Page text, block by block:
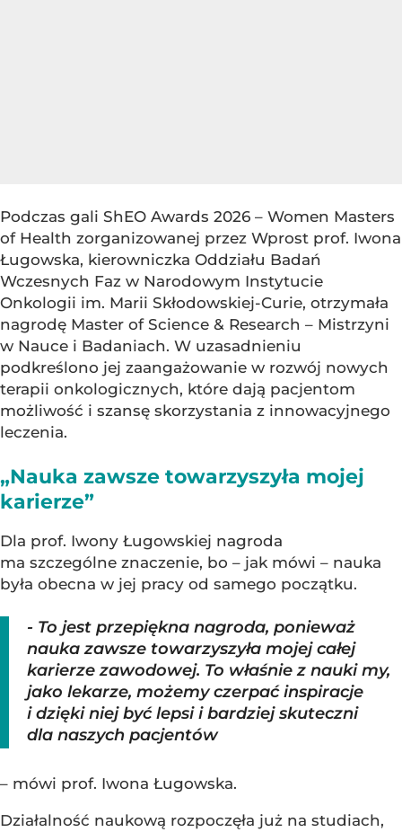
Podczas gali ShEO Awards 2026 – Women Masters
of Health zorganizowanej przez Wprost prof. Iwona
Ługowska, kierowniczka Oddziału Badań
Wczesnych Faz w Narodowym Instytucie
Onkologii im. Marii Skłodowskiej-Curie, otrzymała
nagrodę Master of Science & Research – Mistrzyni
w Nauce i Badaniach. W uzasadnieniu
podkreślono jej zaangażowanie w rozwój nowych
terapii onkologicznych, które dają pacjentom
możliwość i szansę skorzystania z innowacyjnego
leczenia.
„Nauka zawsze towarzyszyła mojej
karierze”
Dla prof. Iwony Ługowskiej nagroda
ma szczególne znaczenie, bo – jak mówi – nauka
była obecna w jej pracy od samego początku.
- To jest przepiękna nagroda, ponieważ
nauka zawsze towarzyszyła mojej całej
karierze zawodowej. To właśnie z nauki my,
jako lekarze, możemy czerpać inspiracje
i dzięki niej być lepsi i bardziej skuteczni
dla naszych pacjentów
– mówi prof. Iwona Ługowska.
Działalność naukową rozpoczęła już na studiach,